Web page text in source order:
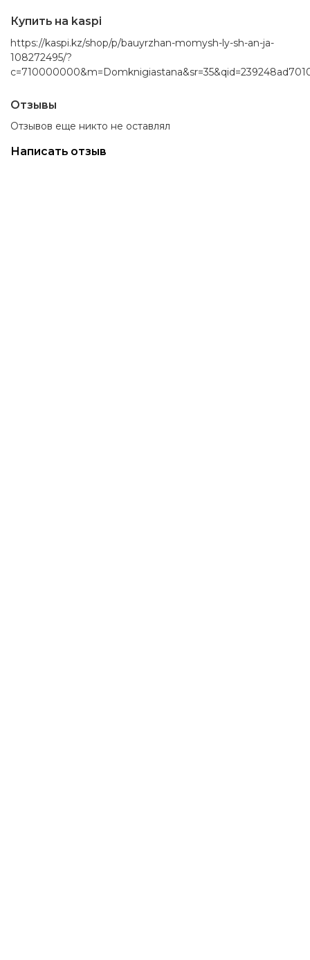
Купить на kaspi
https://kaspi.kz/shop/p/bauyrzhan-momysh-ly-sh-an-ja-
108272495/?
Отзывы
Отзывов еще никто не оставлял
Написать отзыв